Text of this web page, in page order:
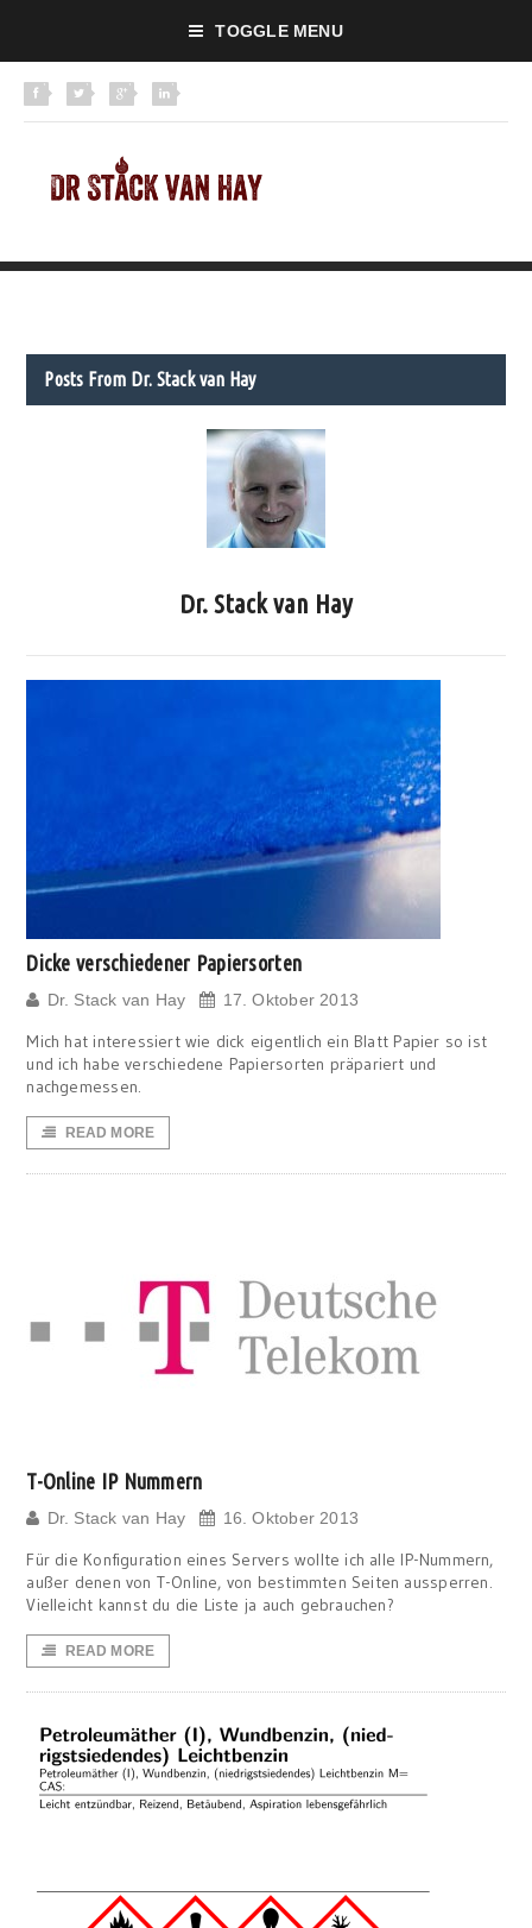
TOGGLE MENU
Posts From Dr. Stack van Hay
Dr. Stack van Hay
Dicke verschiedener Papiersorten
Dr. Stack van Hay 17. Oktober 2013
Mich hat interessiert wie dick eigentlich ein Blatt Papier so ist
und ich habe verschiedene Papiersorten präpariert und
nachgemessen.
READ MORE
T-Online IP Nummern
Dr. Stack van Hay 16. Oktober 2013
Für die Konfiguration eines Servers wollte ich alle IP-Nummern,
außer denen von T-Online, von bestimmten Seiten aussperren.
Vielleicht kannst du die Liste ja auch gebrauchen?
READ MORE